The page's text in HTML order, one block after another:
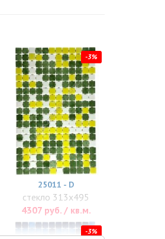
-3%
25011 - D
стекло 313x495
4307 руб. / кв.м.
-3%